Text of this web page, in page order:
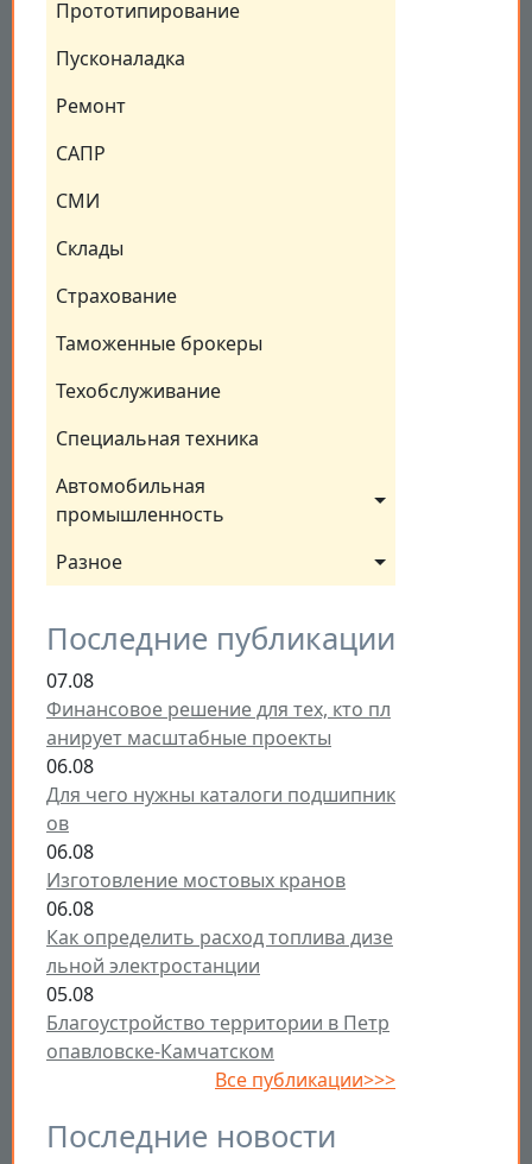
Прототипирование
Пусконаладка
Ремонт
САПР
СМИ
Склады
Страхование
Таможенные брокеры
Техобслуживание
Специальная техника
Автомобильная
промышленность
Разное
Последние публикации
07.08
Финансовое решение для тех, кто пл
анирует масштабные проекты
06.08
Для чего нужны каталоги подшипник
ов
06.08
Изготовление мостовых кранов
06.08
Как определить расход топлива дизе
льной электростанции
05.08
Благоустройство территории в Петр
опавловске-Камчатском
Все публикации>>>
Последние новости